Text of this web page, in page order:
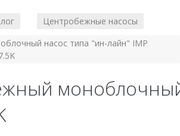
Центробежные насосы
насос типа "ин-лайн" IMP
моноблочный